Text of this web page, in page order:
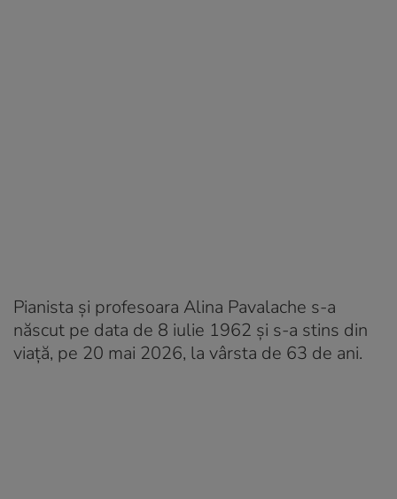
Pianista și profesoara Alina Pavalache s-a
născut pe data de 8 iulie 1962 și s-a stins din
viață, pe 20 mai 2026, la vârsta de 63 de ani.